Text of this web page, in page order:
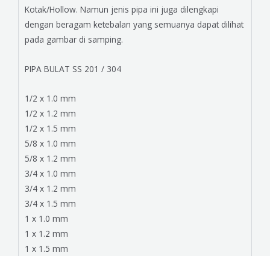
Kotak/Hollow. Namun jenis pipa ini juga dilengkapi
dengan beragam ketebalan yang semuanya dapat dilihat
pada gambar di samping.
PIPA BULAT SS 201 / 304
1/2 x 1.0 mm
1/2 x 1.2 mm
1/2 x 1.5 mm
5/8 x 1.0 mm
5/8 x 1.2 mm
3/4 x 1.0 mm
3/4 x 1.2 mm
3/4 x 1.5 mm
1 x 1.0 mm
1 x 1.2 mm
1 x 1.5 mm